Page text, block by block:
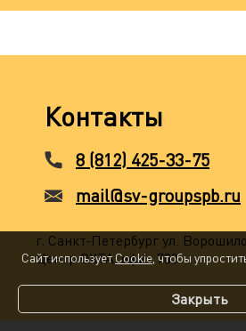
Контакты
8 (812) 425-33-75
mail@sv-groupspb.ru
г. Санкт-Петербург ул.
Центр ОХТА, офис 702
Сайт используетCookie , чтобы
Закрыть